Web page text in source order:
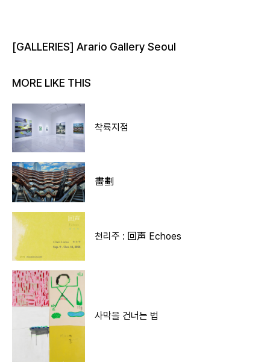
[GALLERIES] Arario Gallery Seoul
MORE LIKE THIS
착륙지점
畵劃
천리주 : 回声 Echoes
사막을 건너는 법